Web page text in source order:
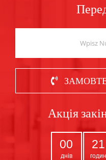
Акція
00
днів
21
годин